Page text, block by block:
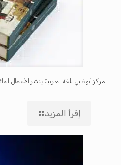
مركز أبوظبي للغة العربية ينشر الأعمال
إقرأ المزيد